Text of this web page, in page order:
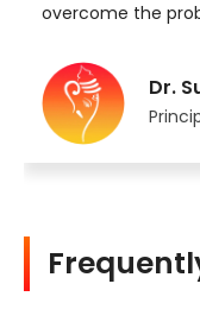
overcome the
Dr.